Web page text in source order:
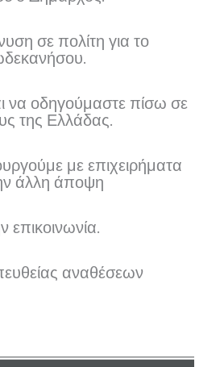
σε πολίτη για το
να οδηγούμαστε πίσω σε
της Ελλάδας.
με επιχειρήματα
άλλη άποψη
επικοινωνία.
αναθέσεων